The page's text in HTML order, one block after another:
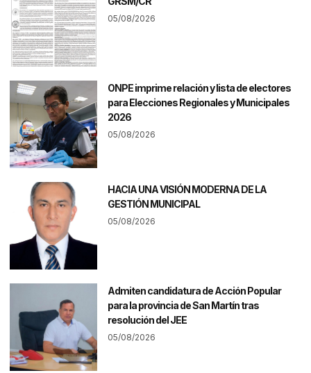
05/08/2026
ONPE imprime relación y lista de electores
para Elecciones Regionales y Municipales
2026
05/08/2026
HACIA UNA VISIÓN MODERNA DE LA
GESTIÓN MUNICIPAL
05/08/2026
Admiten candidatura de Acción Popular
para la provincia de San Martín tras
resolución del JEE
05/08/2026